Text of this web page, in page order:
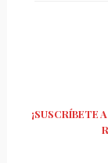
¡SUSCRÍBETE